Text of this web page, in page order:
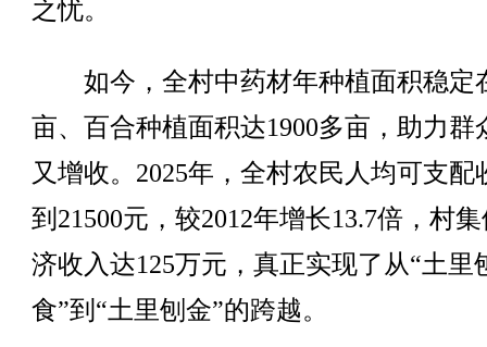
之忧。
如今，全村中药材年种植面积稳定
亩、百合种植面积达1900多亩，助力群
又增收。2025年，全村农民人均可支配
到21500元，较2012年增长13.7倍，村
济收入达125万元，真正实现了从“土里
食”到“土里刨金”的跨越。